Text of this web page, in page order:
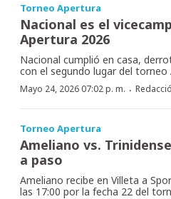
Torneo Apertura
Nacional es el
Apertura 2026
Nacional cumplió en casa,
con el segundo lugar del torneo
Mayo 24, 2026 07:02 p. m. ·
Torneo Apertura
Ameliano vs.
a paso
Ameliano recibe en Villeta a
las 17:00 por la fecha 22 del